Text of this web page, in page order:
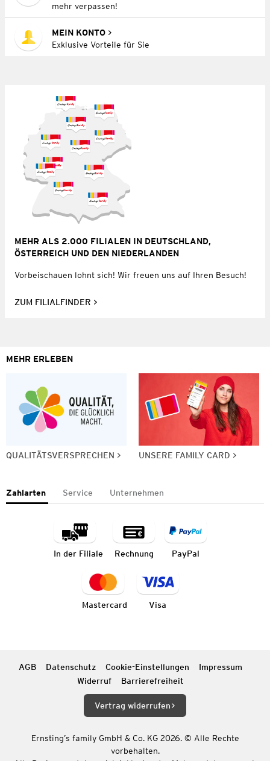
mehr verpassen!
MEIN KONTO
Exklusive Vorteile für Sie
MEHR ALS 2.000 FILIALEN IN DEUTSCHLAND,
ÖSTERREICH UND DEN NIEDERLANDEN
Vorbeischauen lohnt sich! Wir freuen uns auf Ihren Besuch!
ZUM FILIALFINDER
MEHR ERLEBEN
QUALITÄTSVERSPRECHEN UNSERE FAMILY CARD
Zahlarten Service Unternehmen
In der Filiale Rechnung PayPal
Mastercard Visa
AGB Datenschutz Cookie-Einstellungen
Impressum
Widerruf
Barrierefreiheit
Vertrag widerrufen
Ernsting’s family GmbH & Co. KG 2026. © Alle Rechte
vorbehalten.